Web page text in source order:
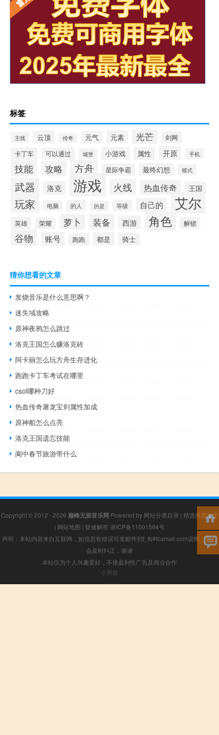
标签
主线 云顶 传奇 元气 元素 光芒
剑网
卡丁车
可以通过 城堡 小游戏 属性 开原 手机
技能 攻略 方舟 星际争霸 最终幻想 模式
武器 洛克 游戏 火线 热血传奇 王国
玩家 电脑 的人 的是 等级 自己的 艾尔
英雄 荣耀 萝卜 装备 西游 角色 解锁
谷物 账号 跑跑 都是 骑士
猜你想看的文章
发烧音乐是什么意思啊？
迷失域攻略
原神夜鸦怎么跳过
洛克王国怎么赚洛克砖
阿卡丽怎么玩方舟生存进化
跑跑卡丁车考试在哪里
csol哪种刀好
热血传奇屠龙宝剑属性加成
原神船怎么点亮
洛克王国遗忘技能
阆中春节旅游带什么
Copyright © 2012 - 2026 巅峰无损音乐网 Powered by 网站分类目录 | 精选推荐文章
| 网站地图 | 疑难解答 浙ICP备11001564号
声明：本站内容来自互联网，如信息有错误可发邮件到f_fb#foxmail.com说明，我们
会及时纠正，谢谢
本站仅为个人兴趣爱好，不接盈利性广告及商业合作
小男孩